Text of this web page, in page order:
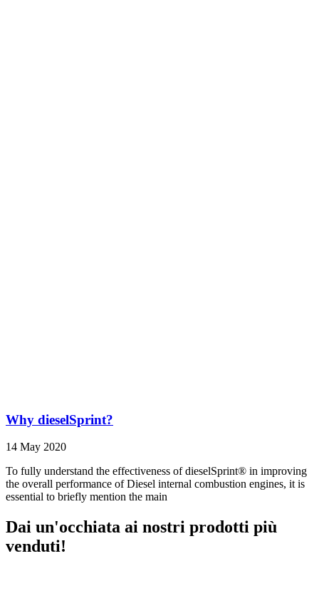
Why dieselSprint?
14 May 2020
To fully understand the effectiveness of dieselSprint® in improving
the overall performance of Diesel internal combustion engines, it is
essential to briefly mention the main
Dai un'occhiata ai nostri prodotti più
venduti!